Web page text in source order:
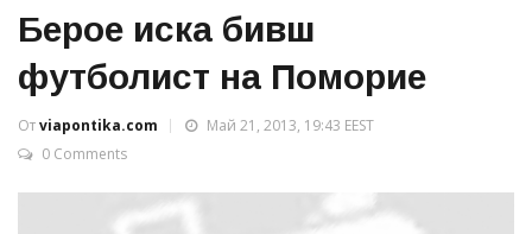
Берое иска бивш
футболист на Поморие
Отviapontika.com
Май 21, 2013, 19:43 EEST
0 Comments